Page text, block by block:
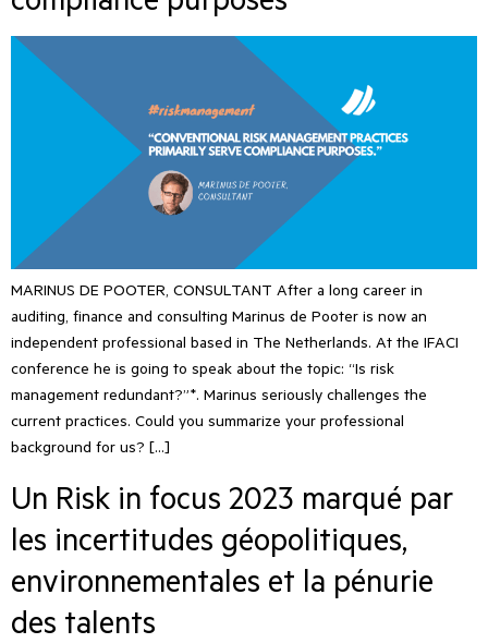
MARINUS DE POOTER, CONSULTANT After a long career in
auditing, finance and consulting Marinus de Pooter is now an
independent professional based in The Netherlands. At the IFACI
conference he is going to speak about the topic: “Is risk
management redundant?”*. Marinus seriously challenges the
current practices. Could you summarize your professional
background for us? […]
Un Risk in focus 2023 marqué par
les incertitudes géopolitiques,
environnementales et la pénurie
des talents